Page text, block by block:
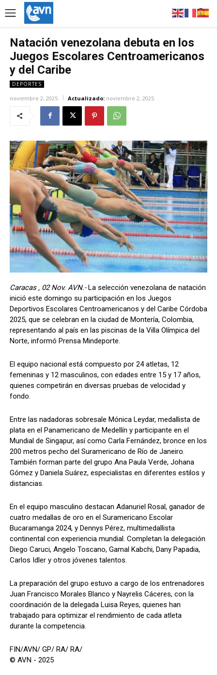
Natación venezolana debuta en los
Juegos Escolares Centroamericanos
y del Caribe
DEPORTES
noviembre 2, 2025 Actualizado: noviembre 2, 2025
Caracas , 02 Nov. AVN.-La selección venezolana de natación
inició este domingo su participación en los Juegos
Deportivos Escolares Centroamericanos y del Caribe Córdoba
2025, que se celebran en la ciudad de Montería, Colombia,
representando al país en las piscinas de la Villa Olímpica del
Norte, informó Prensa Mindeporte.
El equipo nacional está compuesto por 24 atletas, 12
femeninas y 12 masculinos, con edades entre 15 y 17 años,
quienes competirán en diversas pruebas de velocidad y
fondo.
Entre las nadadoras sobresale Mónica Leydar, medallista de
plata en el Panamericano de Medellín y participante en el
Mundial de Singapur, así como Carla Fernández, bronce en los
200 metros pecho del Suramericano de Río de Janeiro.
También forman parte del grupo Ana Paula Verde, Johana
Gómez y Daniela Suárez, especialistas en diferentes estilos y
distancias.
En el equipo masculino destacan Adanuriel Rosal, ganador de
cuatro medallas de oro en el Suramericano Escolar
Bucaramanga 2024, y Dennys Pérez, multimedallista
continental con experiencia mundial. Completan la delegación
Diego Caruci, Angelo Toscano, Gamal Kabchi, Dany Papadia,
Carlos Idler y otros jóvenes talentos.
La preparación del grupo estuvo a cargo de los entrenadores
Juan Francisco Morales Blanco y Nayrelis Cáceres, con la
coordinación de la delegada Luisa Reyes, quienes han
trabajado para optimizar el rendimiento de cada atleta
durante la competencia.
FIN/AVN/ GP/ RA/ RA/
© AVN - 2025